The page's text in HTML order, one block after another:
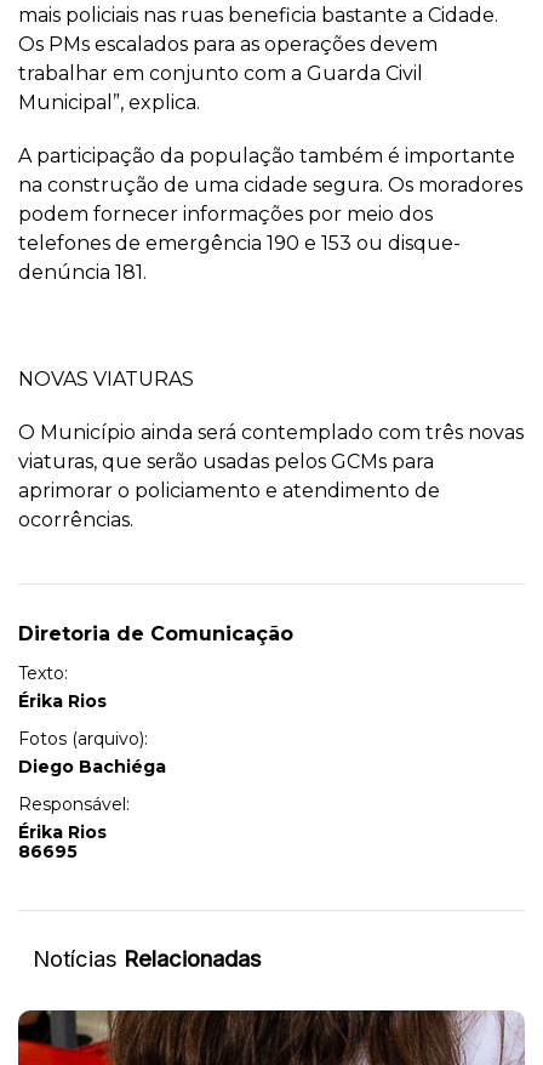
mais policiais nas ruas beneficia bastante a Cidade.
Os PMs escalados para as operações devem
trabalhar em conjunto com a Guarda Civil
Municipal”, explica.
A participação da população também é importante
na construção de uma cidade segura. Os moradores
podem fornecer informações por meio dos
telefones de emergência 190 e 153 ou disque-
denúncia 181.
NOVAS VIATURAS
O Município ainda será contemplado com três novas
viaturas, que serão usadas pelos GCMs para
aprimorar o policiamento e atendimento de
ocorrências.
Diretoria de Comunicação
Texto:
Érika Rios
Fotos (arquivo):
Diego Bachiéga
Responsável:
Érika Rios
86695
Notícias Relacionadas